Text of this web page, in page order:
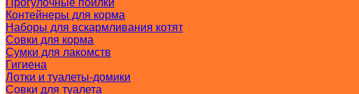
Прогулочные поилки
Контейнеры для корма
Наборы для вскармливания котят
Совки для корма
Сумки для лакомств
Гигиена
Лотки и туалеты-домики
Совки для туалета